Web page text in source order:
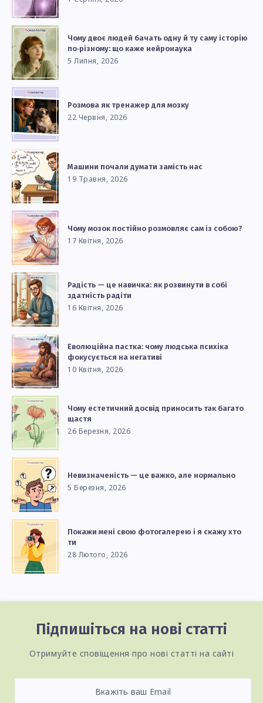
Чому двоє людей бачать одну й ту саму історію
по‑різному: що каже нейронаука
5 Липня, 2026
Розмова як тренажер для мозку
22 Червня, 2026
Машини почали думати замість нас
19 Травня, 2026
Чому мозок постійно розмовляє сам із собою?
17 Квітня, 2026
Радість — це навичка: як розвинути в собі
здатність радіти
16 Квітня, 2026
Еволюційна пастка: чому людська психіка
фокусується на негативі
10 Квітня, 2026
Чому естетичний досвід приносить так багато
щастя
26 Березня, 2026
Невизначеність — це важко, але нормально
5 Березня, 2026
Покажи мені свою фотогалерею і я скажу хто
ти
28 Лютого, 2026
Підпишіться на нові статті
Отримуйте сповіщення про нові статті на сайті